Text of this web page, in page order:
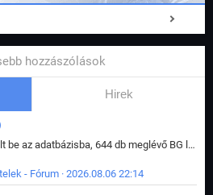
hozzászólások
Hirek
149 új BG lap került be az adatbázisba, 644 db meglévő BG lap módosult, bekerültek az új képek a megváltozott lapokhoz is.
- Fórum · 2026.08.06 22:14